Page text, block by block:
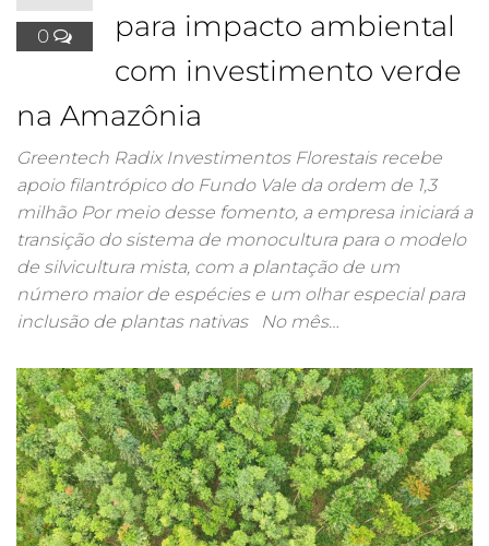
0
para impacto ambiental
com investimento verde
na Amazônia
Greentech Radix Investimentos Florestais recebe
apoio filantrópico do Fundo Vale da ordem de 1,3
milhão Por meio desse fomento, a empresa iniciará a
transição do sistema de monocultura para o modelo
de silvicultura mista, com a plantação de um
número maior de espécies e um olhar especial para
inclusão de plantas nativas No mês…